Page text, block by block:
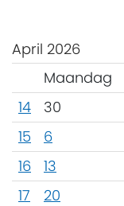
April 2026
Maandag
14
30
15
6
16
13
17
20